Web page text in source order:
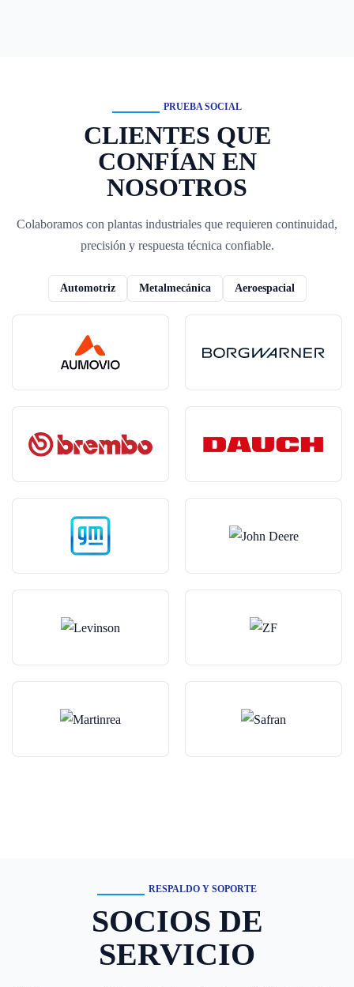
PRUEBA SOCIAL
CLIENTES QUE
CONFÍAN EN
NOSOTROS
Colaboramos con plantas industriales que requieren continuidad,
precisión y respuesta técnica confiable.
Automotriz Metalmecánica Aeroespacial
RESPALDO Y SOPORTE
SOCIOS DE
SERVICIO